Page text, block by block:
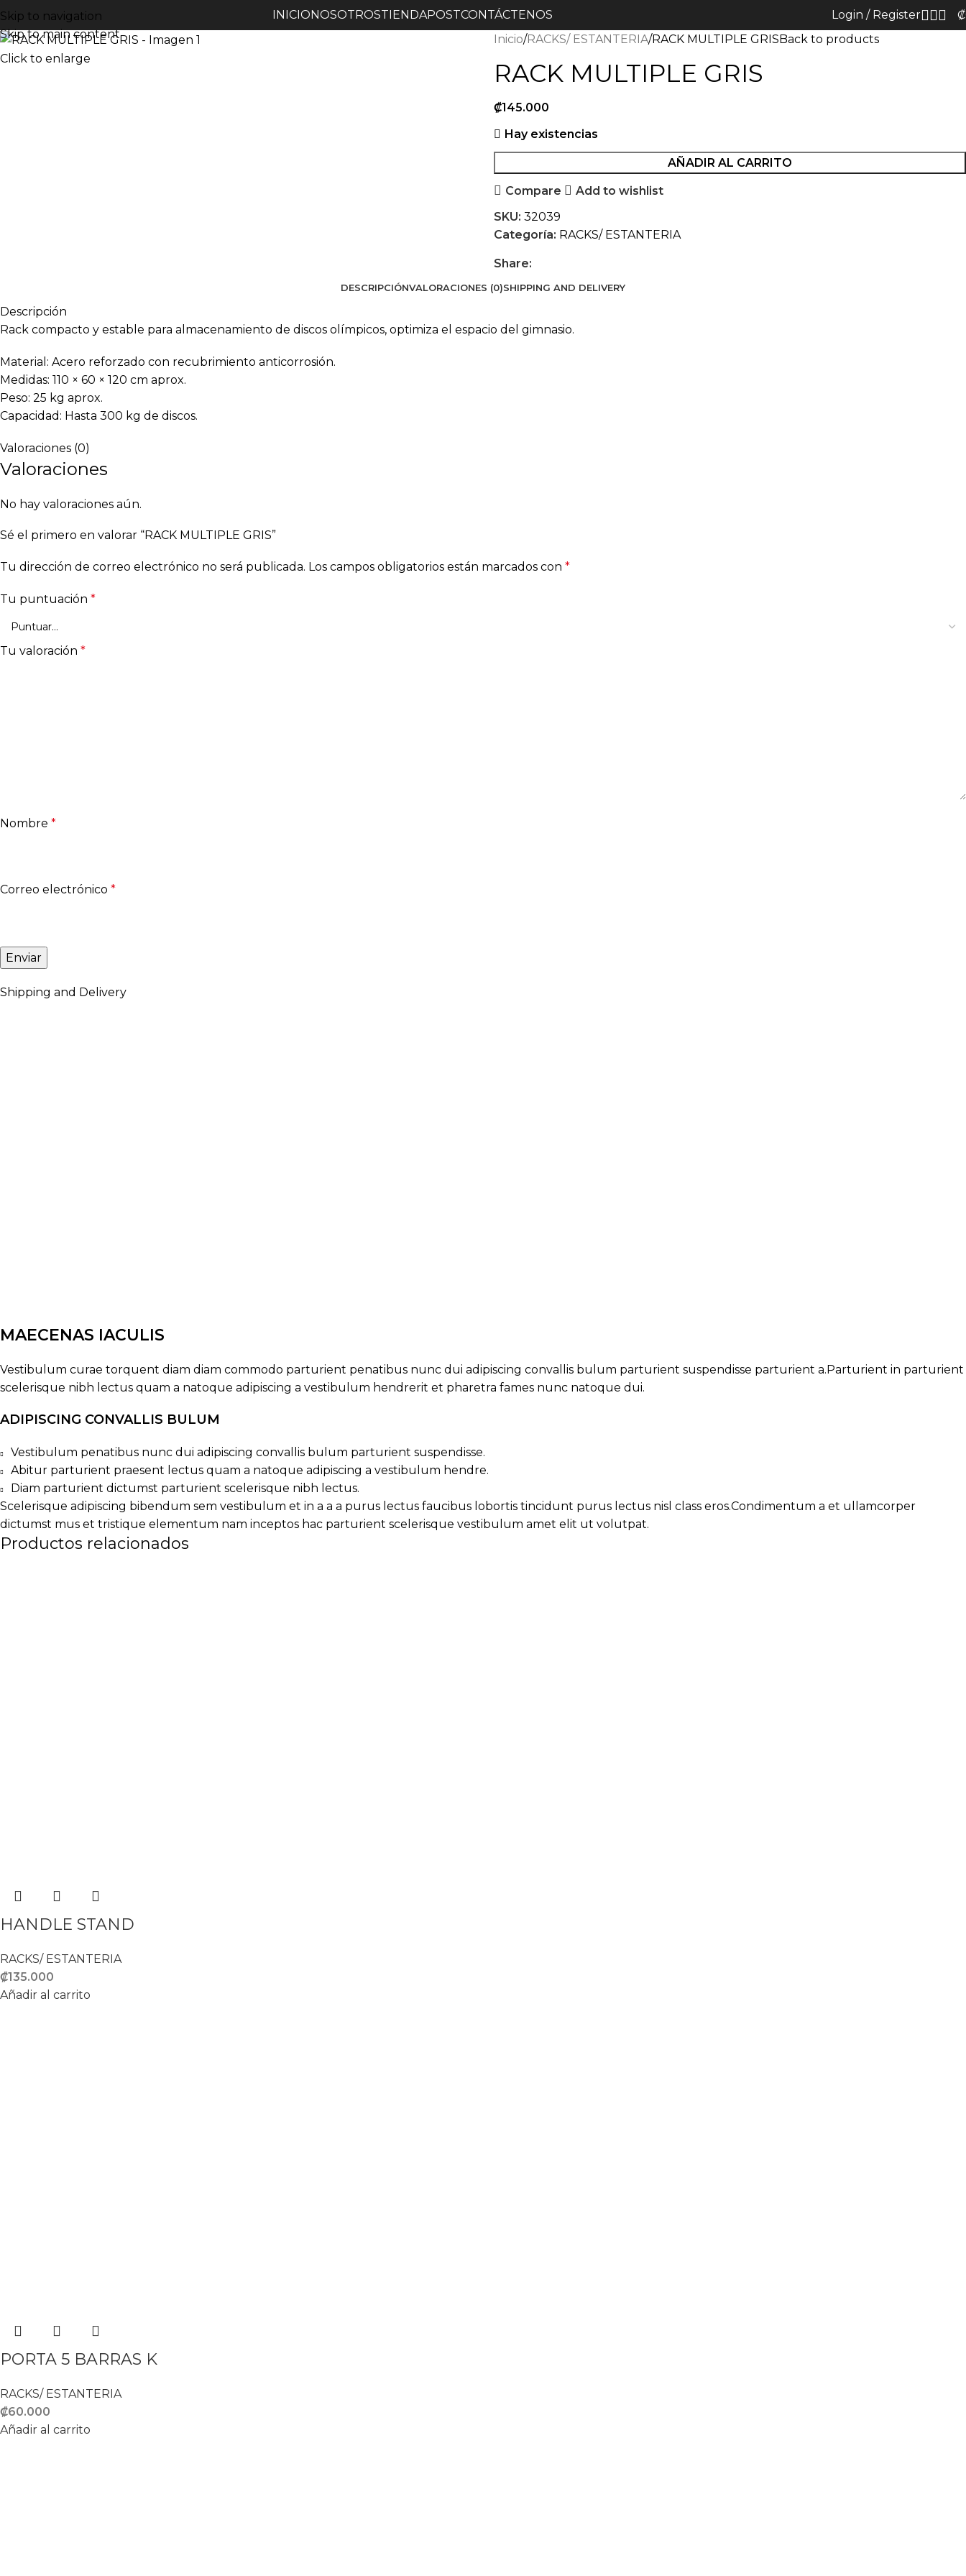
Skip to navigation
Skip to main content
INICIONOSOTROSTIENDAPOSTCONTÁCTENOS Login / Register ₡
Click to enlarge
Inicio RACKS/ ESTANTERIA RACK MULTIPLE GRISBack to products
RACK MULTIPLE GRIS
₡145.000
Hay existencias
AÑADIR AL CARRITO
Compare
Add to wishlist
SKU: 32039
Categoría: RACKS/ ESTANTERIA
Share:
DESCRIPCIÓNVALORACIONES (0)SHIPPING AND DELIVERY
Descripción
Rack compacto y estable para almacenamiento de discos olímpicos, optimiza el espacio del gimnasio.
Material: Acero reforzado con recubrimiento anticorrosión.
Medidas: 110 × 60 × 120 cm aprox.
Peso: 25 kg aprox.
Capacidad: Hasta 300 kg de discos.
Valoraciones (0)
Valoraciones
No hay valoraciones aún.
Sé el primero en valorar “RACK MULTIPLE GRIS”
Tu dirección de correo electrónico no será publicada. Los campos obligatorios están marcados con *
Tu puntuación *
Tu valoración *
Nombre *
Correo electrónico *
Shipping and Delivery
MAECENAS IACULIS
Vestibulum curae torquent diam diam commodo parturient penatibus nunc dui adipiscing convallis bulum parturient suspendisse parturient a.Parturient in parturient
scelerisque nibh lectus quam a natoque adipiscing a vestibulum hendrerit et pharetra fames nunc natoque dui.
ADIPISCING CONVALLIS BULUM
Vestibulum penatibus nunc dui adipiscing convallis bulum parturient suspendisse.
Abitur parturient praesent lectus quam a natoque adipiscing a vestibulum hendre.
Diam parturient dictumst parturient scelerisque nibh lectus.
Scelerisque adipiscing bibendum sem vestibulum et in a a a purus lectus faucibus lobortis tincidunt purus lectus nisl class eros.Condimentum a et ullamcorper
dictumst mus et tristique elementum nam inceptos hac parturient scelerisque vestibulum amet elit ut volutpat.
Productos relacionados
HANDLE STAND
RACKS/ ESTANTERIA
₡135.000
Añadir al carrito
PORTA 5 BARRAS K
RACKS/ ESTANTERIA
₡60.000
Añadir al carrito